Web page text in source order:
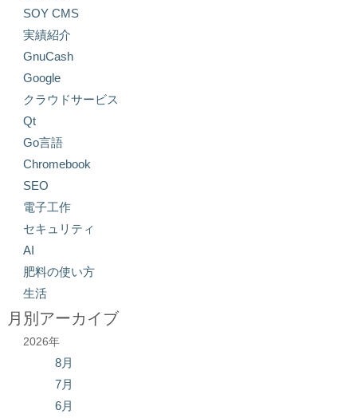
SOY CMS
実績紹介
GnuCash
Google
クラウドサービス
Qt
Go言語
Chromebook
SEO
電子工作
セキュリティ
AI
肥料の使い方
生活
月別アーカイブ
2026年
8月
7月
6月